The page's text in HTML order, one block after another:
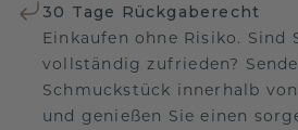
30 Tage Rückgaberecht
Einkaufen ohne Risiko. Sind
vollständig zufrieden?
Schmuckstück innerhalb
und genießen Sie einen